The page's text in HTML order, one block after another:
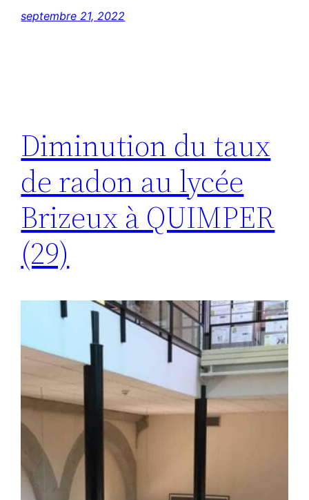
septembre 21, 2022
Diminution du taux
de radon au lycée
Brizeux à QUIMPER
(29)